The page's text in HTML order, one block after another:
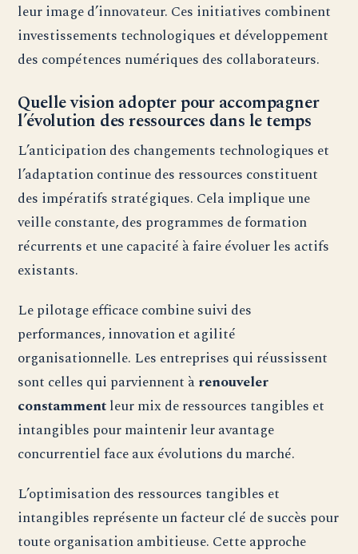
leur image d’innovateur. Ces initiatives combinent
investissements technologiques et développement
des compétences numériques des collaborateurs.
Quelle vision adopter pour accompagner
l’évolution des ressources dans le temps
L’anticipation des changements technologiques et
l’adaptation continue des ressources constituent
des impératifs stratégiques. Cela implique une
veille constante, des programmes de formation
récurrents et une capacité à faire évoluer les actifs
existants.
Le pilotage efficace combine suivi des
performances, innovation et agilité
organisationnelle. Les entreprises qui réussissent
sont celles qui parviennent àrenouveler
constammentleur mix de ressources tangibles et
intangibles pour maintenir leur avantage
concurrentiel face aux évolutions du marché.
L’optimisation des ressources tangibles et
intangibles représente un facteur clé de succès pour
toute organisation ambitieuse. Cette approche